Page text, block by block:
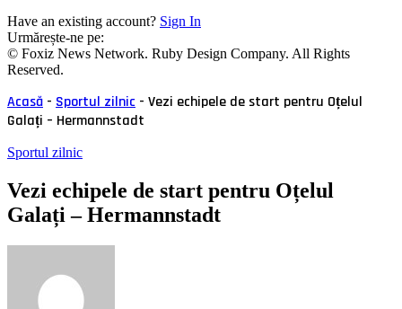
Have an existing account? Sign In
Urmărește-ne pe:
© Foxiz News Network. Ruby Design Company. All Rights
Reserved.
Acasă - Sportul zilnic - Vezi echipele de start pentru Oțelul
Galați – Hermannstadt
Sportul zilnic
Vezi echipele de start pentru Oțelul
Galați – Hermannstadt